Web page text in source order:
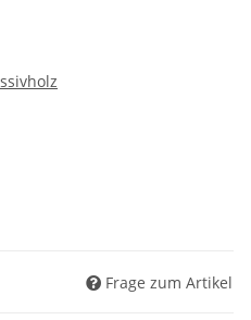
Frage zum Artikel